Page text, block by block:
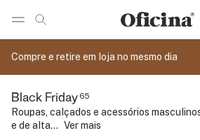
Ir para pagina de pesquisa
Compre e retire em loja no mesmo dia
Black Friday 65
Roupas, calçados e acessórios
e de alta... Ver mais